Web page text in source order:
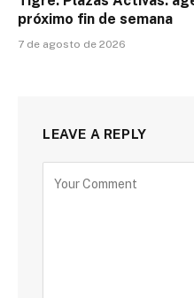
próximo fin de semana
7 de agosto de 2026
LEAVE A REPLY